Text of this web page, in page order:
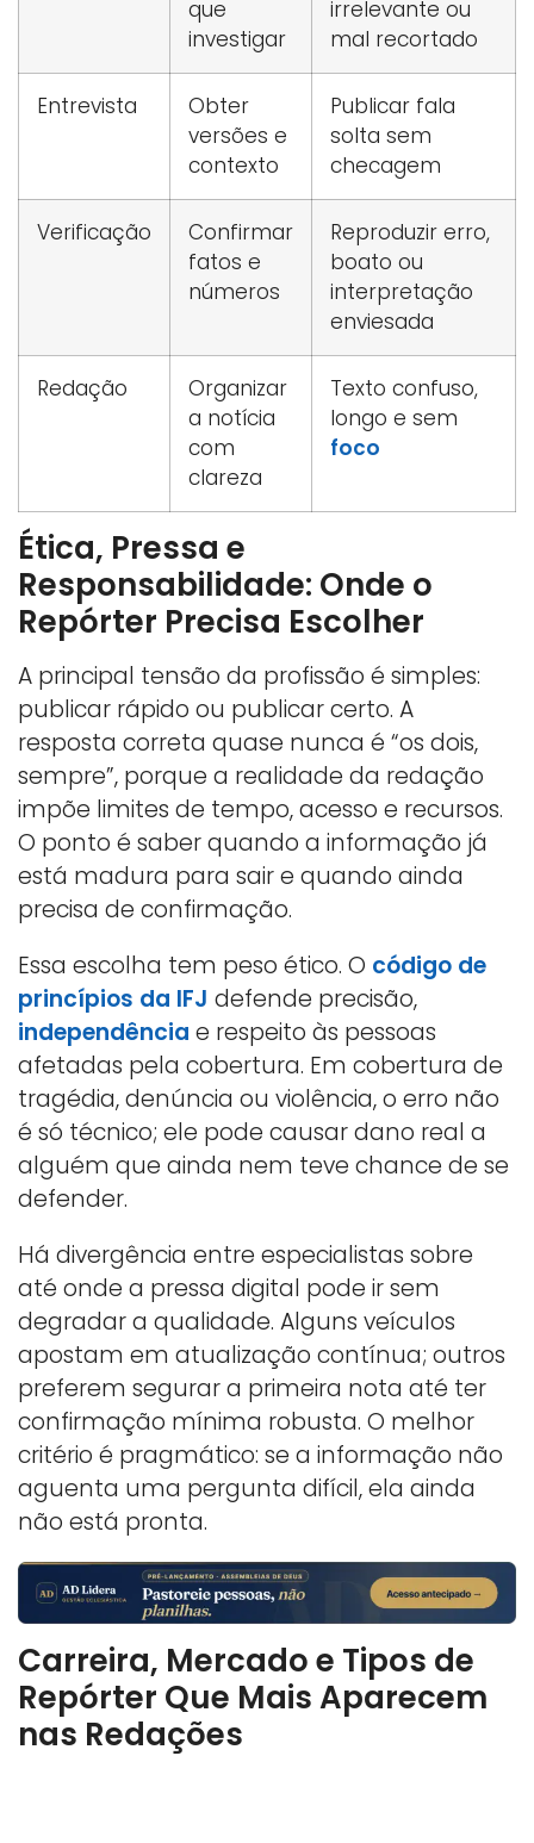
que
investigar
irrelevante ou
mal recortado
Entrevista
Obter
versões e
contexto
Publicar fala
solta sem
checagem
Verificação
Confirmar
fatos e
números
Reproduzir erro,
boato ou
interpretação
enviesada
Redação
Organizar
a notícia
com
clareza
Texto confuso,
longo e sem
foco
Ética, Pressa e
Responsabilidade: Onde o
Repórter Precisa Escolher
A principal tensão da profissão é simples:
publicar rápido ou publicar certo. A
resposta correta quase nunca é “os dois,
sempre”, porque a realidade da redação
impõe limites de tempo, acesso e recursos.
O ponto é saber quando a informação já
está madura para sair e quando ainda
precisa de confirmação.
Essa escolha tem peso ético. O código de
princípios da IFJ defende precisão,
independência e respeito às pessoas
afetadas pela cobertura. Em cobertura de
tragédia, denúncia ou violência, o erro não
é só técnico; ele pode causar dano real a
alguém que ainda nem teve chance de se
defender.
Há divergência entre especialistas sobre
até onde a pressa digital pode ir sem
degradar a qualidade. Alguns veículos
apostam em atualização contínua; outros
preferem segurar a primeira nota até ter
confirmação mínima robusta. O melhor
critério é pragmático: se a informação não
aguenta uma pergunta difícil, ela ainda
não está pronta.
Carreira, Mercado e Tipos de
Repórter Que Mais Aparecem
nas Redações